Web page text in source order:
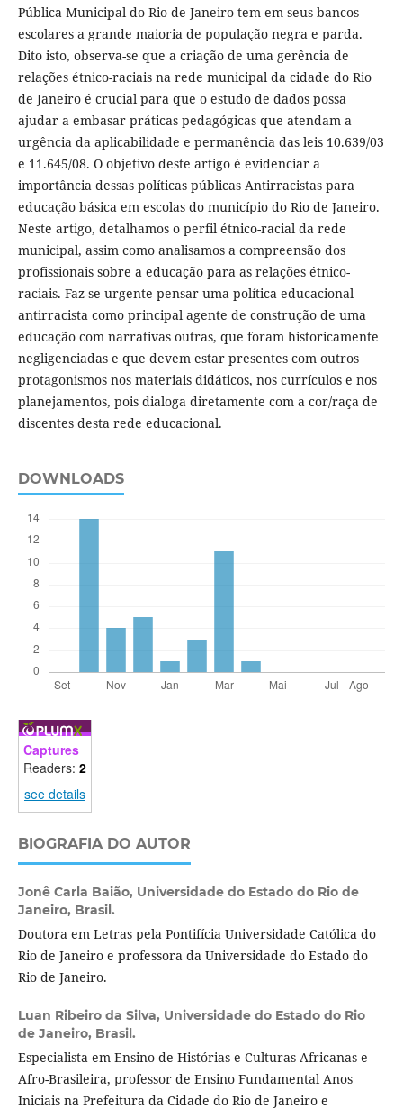
Pública Municipal do Rio de Janeiro tem em seus bancos
escolares a grande maioria de população negra e parda.
Dito isto, observa-se que a criação de uma gerência de
relações étnico-raciais na rede municipal da cidade do Rio
de Janeiro é crucial para que o estudo de dados possa
ajudar a embasar práticas pedagógicas que atendam a
urgência da aplicabilidade e permanência das leis 10.639/03
e 11.645/08. O objetivo deste artigo é evidenciar a
importância dessas políticas públicas Antirracistas para
educação básica em escolas do município do Rio de Janeiro.
Neste artigo, detalhamos o perfil étnico-racial da rede
municipal, assim como analisamos a compreensão dos
profissionais sobre a educação para as relações étnico-
raciais. Faz-se urgente pensar uma política educacional
antirracista como principal agente de construção de uma
educação com narrativas outras, que foram historicamente
negligenciadas e que devem estar presentes com outros
protagonismos nos materiais didáticos, nos currículos e nos
planejamentos, pois dialoga diretamente com a cor/raça de
discentes desta rede educacional.
DOWNLOADS
Captures
Readers: 2
see details
BIOGRAFIA DO AUTOR
Jonê Carla Baião, Universidade do Estado do Rio de
Janeiro, Brasil.
Doutora em Letras pela Pontifícia Universidade Católica do
Rio de Janeiro e professora da Universidade do Estado do
Rio de Janeiro.
Luan Ribeiro da Silva, Universidade do Estado do Rio
de Janeiro, Brasil.
Especialista em Ensino de Histórias e Culturas Africanas e
Afro-Brasileira, professor de Ensino Fundamental Anos
Iniciais na Prefeitura da Cidade do Rio de Janeiro e